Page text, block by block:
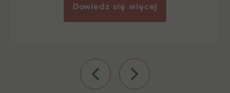
Dowiedz się więcej